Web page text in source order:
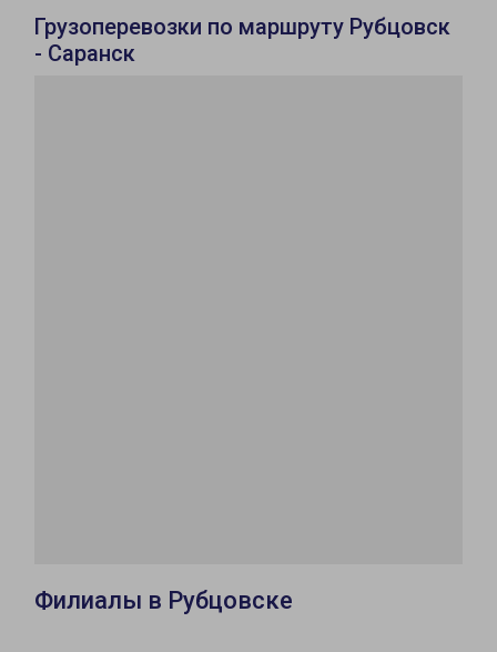
Грузоперевозки по маршруту Рубцовск
- Саранск
Филиалы в Рубцовске